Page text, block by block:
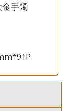
金手鐲